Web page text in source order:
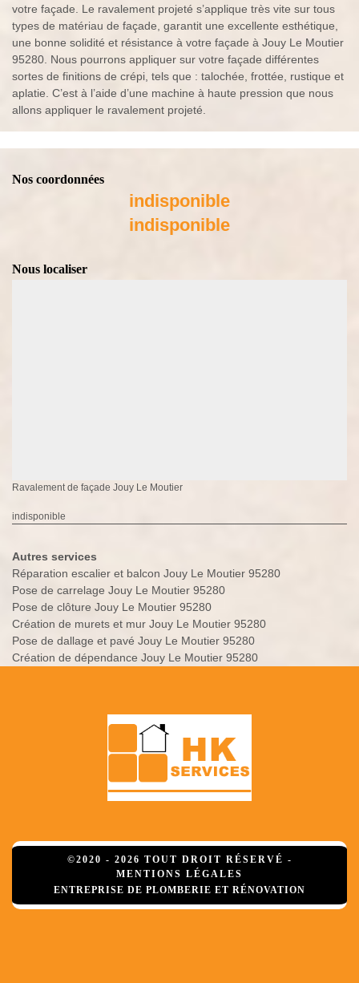
votre façade. Le ravalement projeté s’applique très vite sur tous
types de matériau de façade, garantit une excellente esthétique,
une bonne solidité et résistance à votre façade à Jouy Le Moutier
95280. Nous pourrons appliquer sur votre façade différentes
sortes de finitions de crépi, tels que : talochée, frottée, rustique et
aplatie. C’est à l’aide d’une machine à haute pression que nous
allons appliquer le ravalement projeté.
Nos coordonnées
indisponible
indisponible
Nous localiser
Ravalement de façade Jouy Le Moutier
indisponible
Autres services
Réparation escalier et balcon Jouy Le Moutier 95280
Pose de carrelage Jouy Le Moutier 95280
Pose de clôture Jouy Le Moutier 95280
Création de murets et mur Jouy Le Moutier 95280
Pose de dallage et pavé Jouy Le Moutier 95280
Création de dépendance Jouy Le Moutier 95280
©2020 - 2026 TOUT DROIT RÉSERVÉ -
MENTIONS LÉGALES
ENTREPRISE DE PLOMBERIE ET RÉNOVATION